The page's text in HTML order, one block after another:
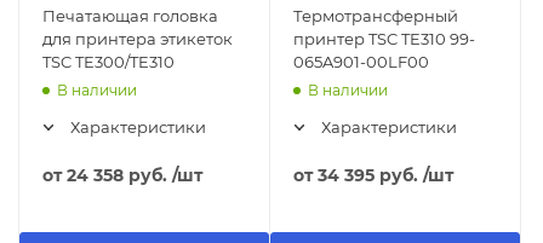
Печатающая головка
для принтера этикеток
TSC TE300/TE310
В наличии
Характеристики
от24 358 руб. /шт
Термотрансферный
принтер TSC TE310 99-
065A901-00LF00
В наличии
Характеристики
от34 395 руб. /шт